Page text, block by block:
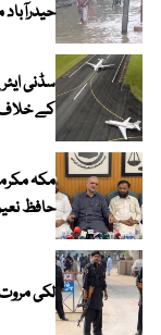
حیدرآباد میں 3
کے
مکہ
حافظ
لکی مروت